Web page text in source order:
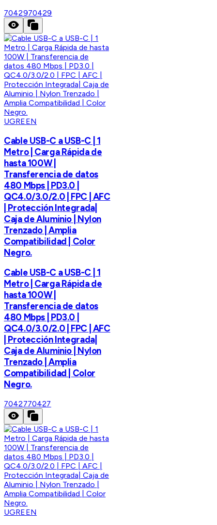
7042970429
UGREEN
Cable USB-C a USB-C | 1
Metro | Carga Rápida de
hasta 100W |
Transferencia de datos
480 Mbps | PD3.0 |
QC4.0/3.0/2.0 | FPC | AFC
| Protección Integrada|
Caja de Aluminio | Nylon
Trenzado | Amplia
Compatibilidad | Color
Negro.
Cable USB-C a USB-C | 1
Metro | Carga Rápida de
hasta 100W |
Transferencia de datos
480 Mbps | PD3.0 |
QC4.0/3.0/2.0 | FPC | AFC
| Protección Integrada|
Caja de Aluminio | Nylon
Trenzado | Amplia
Compatibilidad | Color
Negro.
7042770427
UGREEN